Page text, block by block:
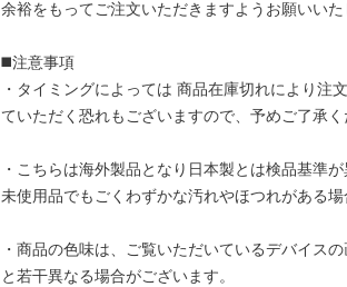
余裕をもってご注文いただきますようお願いいた
◼️注意事項
・タイミングによっては 商品在庫切れにより注
ていただく恐れもございますので、予めご了承く
・こちらは海外製品となり日本製とは検品基準
未使用品でもごくわずかな汚れやほつれがある場
・商品の色味は、ご覧いただいているデバイス
と若干異なる場合がございます。